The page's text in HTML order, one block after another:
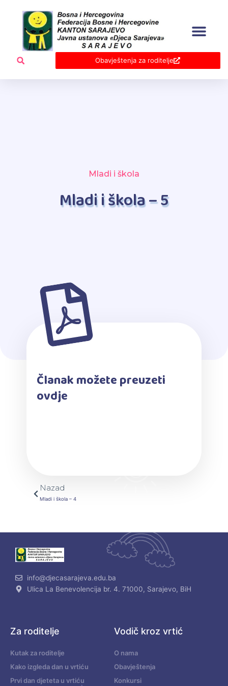
content
Obavještenja za roditelje
Mladi i škola
Mladi i škola – 5
Članak možete preuzeti
ovdje
Prev
Nazad
Mladi i škola – 4
info@djecasarajeva.edu.ba
Ulica La Benevolencija br. 4. 71000, Sarajevo, BiH
Za roditelje
Kutak za roditelje
Kako izgleda dan u vrtiću
Prvi dan djeteta u vrtiću
Vodič kroz vrtić
O nama
Obavještenja
Konkursi